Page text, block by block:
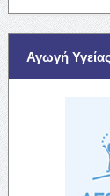
Αγωγή